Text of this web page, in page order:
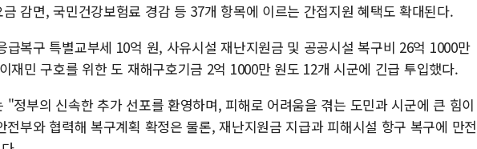
금 감면, 국민건강보험료 경감 등 37개 항목에 이르는 간접지원 혜택도 확대된다.
급복구 특별교부세 10억 원, 사유시설 재난지원금 및 공공시설 복구비 26억 1000만
재민 구호를 위한 도 재해구호기금 2억 1000만 원도 12개 시군에 긴급 투입했다.
"정부의 신속한 추가 선포를 환영하며, 피해로 어려움을 겪는 도민과 시군에 큰 힘이
부와 협력해 복구계획 확정은 물론, 재난지원금 지급과 피해시설 항구 복구에 만전